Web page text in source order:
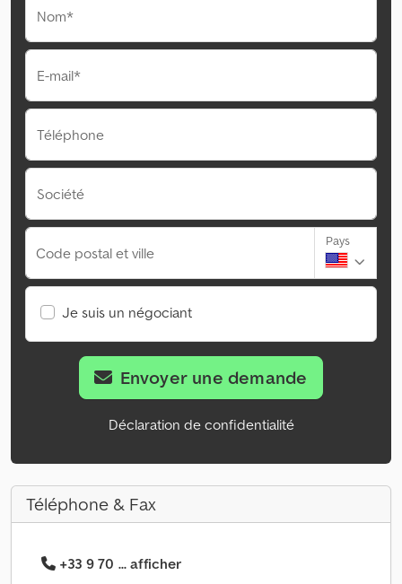
Nom*
E-mail*
Téléphone
Société
Code postal et ville
Pays
Je suis un négociant
Envoyer une demande
Déclaration de confidentialité
Téléphone & Fax
+33 9 70 ... afficher